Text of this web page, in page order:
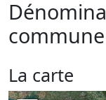
commune
La carte